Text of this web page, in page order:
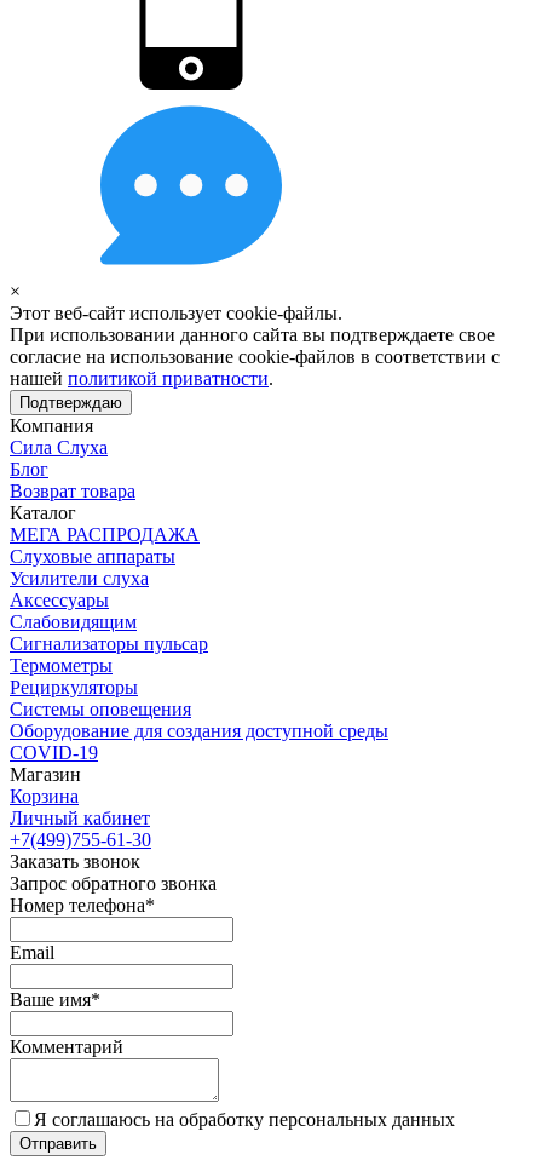
×
Этот веб-сайт использует cookie-файлы.
При использовании данного сайта вы подтверждаете свое
согласие на использование cookie-файлов в соответствии с
нашей политикой приватности.
Подтверждаю
Компания
Сила Слуха
Блог
Возврат товара
Каталог
МЕГА РАСПРОДАЖА
Слуховые аппараты
Усилители слуха
Аксессуары
Слабовидящим
Сигнализаторы пульсар
Термометры
Рециркуляторы
Cистемы оповещения
Оборудование для создания доступной среды
COVID-19
Магазин
Корзина
Личный кабинет
+7(499)755-61-30
Заказать звонок
Запрос обратного звонка
Номер телефона*
Email
Ваше имя*
Комментарий
Я соглашаюсь на обработку персональных данных